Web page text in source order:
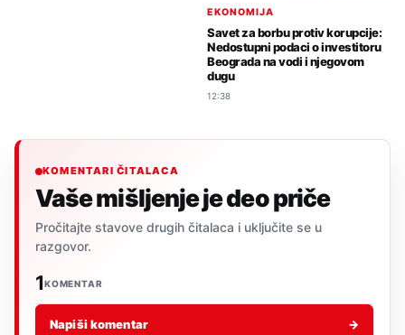
EKONOMIJA
Savet za borbu protiv korupcije:
Nedostupni podaci o investitoru
Beograda na vodi i njegovom
dugu
12:38
KOMENTARI ČITALACA
Vaše mišljenje je deo priče
Pročitajte stavove drugih čitalaca i uključite se u
razgovor.
1KOMENTAR
Napiši komentar →